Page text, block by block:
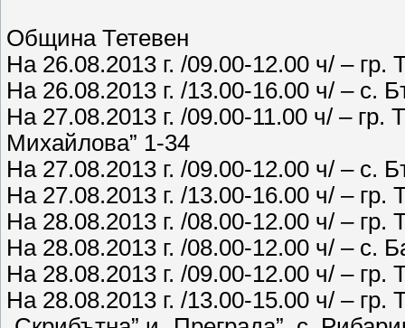
Община Тетевен
На 26.08.2013 г. /09.00-12.00 ч/ – гр.
На 26.08.2013 г. /13.00-16.00 ч/ – с.
На 27.08.2013 г. /09.00-11.00 ч/ – гр.
Михайлова” 1-34
На 27.08.2013 г. /09.00-12.00 ч/ – с.
На 27.08.2013 г. /13.00-16.00 ч/ – гр.
На 28.08.2013 г. /08.00-12.00 ч/ – гр.
На 28.08.2013 г. /08.00-12.00 ч/ – с.
На 28.08.2013 г. /09.00-12.00 ч/ – гр.
На 28.08.2013 г. /13.00-15.00 ч/ – гр.